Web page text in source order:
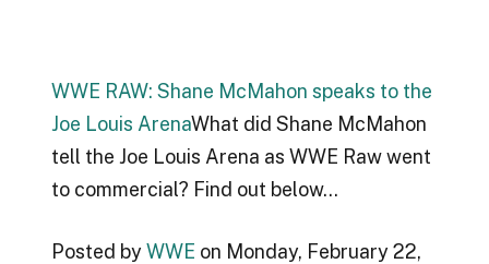
WWE RAW: Shane McMahon speaks to the
Joe Louis ArenaWhat did Shane McMahon
tell the Joe Louis Arena as WWE Raw went
to commercial? Find out below…
Posted by WWE on Monday, February 22,